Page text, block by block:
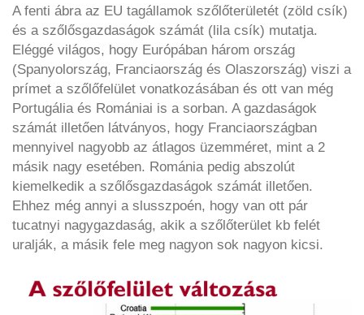
A fenti ábra az EU tagállamok szőlőterületét (zöld csík)
és a szőlősgazdaságok számát (lila csík) mutatja.
Eléggé világos, hogy Európában három ország
(Spanyolország, Franciaország és Olaszország) viszi a
prímet a szőlőfelület vonatkozásában és ott van még
Portugália és Romániai is a sorban. A gazdaságok
számát illetően látványos, hogy Franciaországban
mennyivel nagyobb az átlagos üzemméret, mint a 2
másik nagy esetében. Románia pedig abszolút
kiemelkedik a szőlősgazdaságok számát illetően.
Ehhez még annyi a slusszpoén, hogy van ott pár
tucatnyi nagygazdaság, akik a szőlőterület kb felét
uralják, a másik fele meg nagyon sok nagyon kicsi.